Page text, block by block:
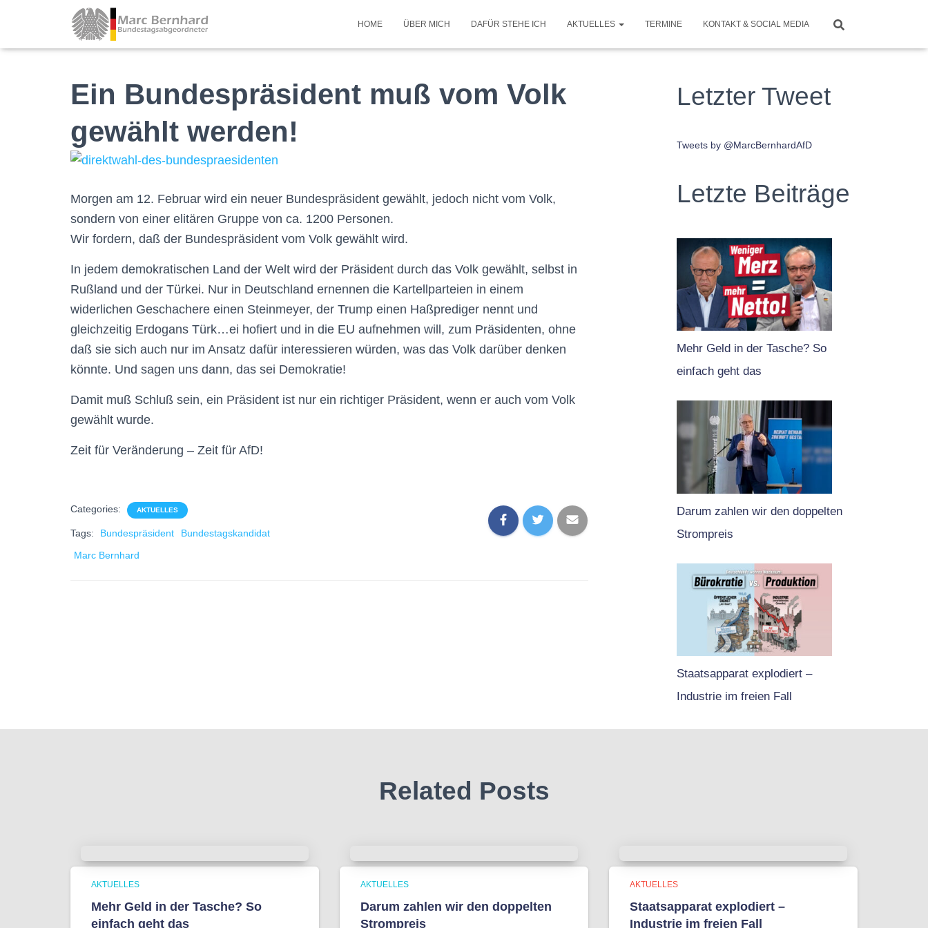
HOME ÜBER MICH DAFÜR STEHE ICH AKTUELLES TERMINE KONTAKT & SOCIAL MEDIA
Ein Bundespräsident muß vom Volk
gewählt werden!
Morgen am 12. Februar wird ein neuer Bundespräsident gewählt, jedoch nicht vom Volk,
sondern von einer elitären Gruppe von ca. 1200 Personen.
Wir fordern, daß der Bundespräsident vom Volk gewählt wird.
In jedem demokratischen Land der Welt wird der Präsident durch das Volk gewählt, selbst in
Rußland und der Türkei. Nur in Deutschland ernennen die Kartellparteien in einem
widerlichen Geschachere einen Steinmeyer, der Trump einen Haßprediger nennt und
gleichzeitig Erdogans Türk…ei hofiert und in die EU aufnehmen will, zum Präsidenten, ohne
daß sie sich auch nur im Ansatz dafür interessieren würden, was das Volk darüber denken
könnte. Und sagen uns dann, das sei Demokratie!
Damit muß Schluß sein, ein Präsident ist nur ein richtiger Präsident, wenn er auch vom Volk
gewählt wurde.
Zeit für Veränderung – Zeit für AfD!
Categories: AKTUELLES
Tags: Bundespräsident
Bundestagskandidat
Marc Bernhard
Letzter Tweet
Tweets by @MarcBernhardAfD
Letzte Beiträge
Mehr Geld in der Tasche? So
einfach geht das
Darum zahlen wir den doppelten
Strompreis
Staatsapparat explodiert –
Industrie im freien Fall
Related Posts
AKTUELLES
Mehr Geld in der Tasche? So
einfach geht das
AKTUELLES
Darum zahlen wir den doppelten
Strompreis
AKTUELLES
Staatsapparat explodiert –
Industrie im freien Fall